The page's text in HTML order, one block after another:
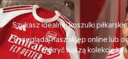
Szukasz idealnej koszulki
Przeglądaj nasz sklep online lub
odkryć naszą kolekcję